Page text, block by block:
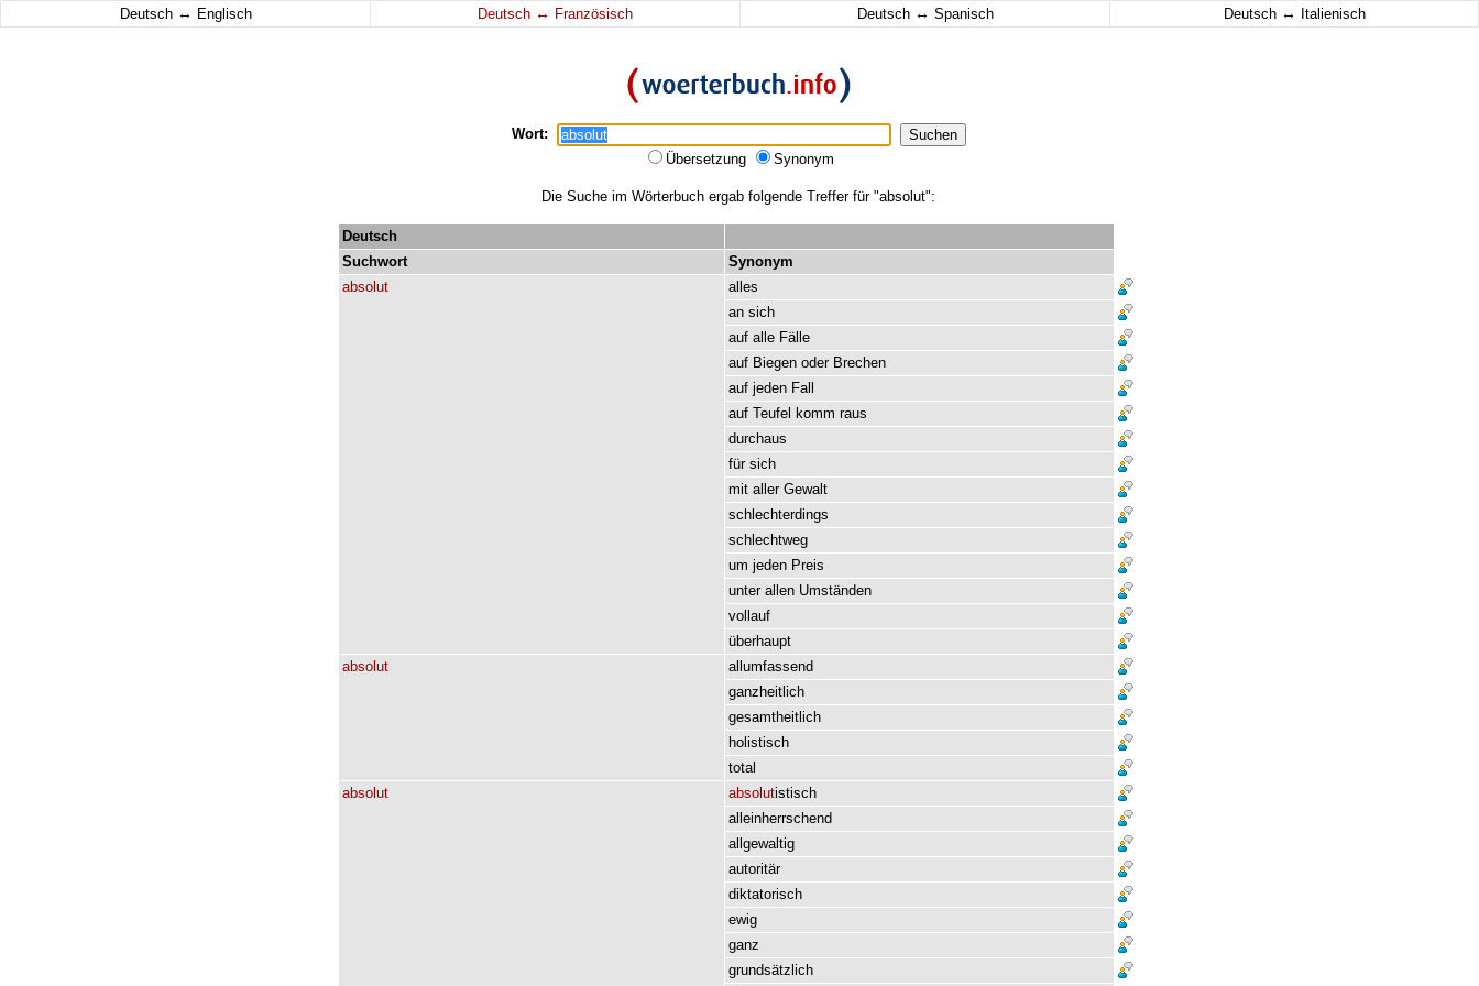
Deutsch ↔ Englisch Deutsch ↔ Französisch Deutsch ↔ Spanisch Deutsch ↔ Italienisch
Wort:
Übersetzung
Synonym
Die Suche im Wörterbuch ergab folgende Treffer für "absolut":
Deutsch
Suchwort
Synonym
absolut
alles
an sich
auf alle Fälle
auf Biegen oder Brechen
auf jeden Fall
auf Teufel komm raus
durchaus
für sich
mit aller Gewalt
schlechterdings
schlechtweg
um jeden Preis
unter allen Umständen
vollauf
überhaupt
absolut
allumfassend
ganzheitlich
gesamtheitlich
holistisch
total
absolut
absolutistisch
alleinherrschend
allgewaltig
autoritär
diktatorisch
ewig
ganz
grundsätzlich